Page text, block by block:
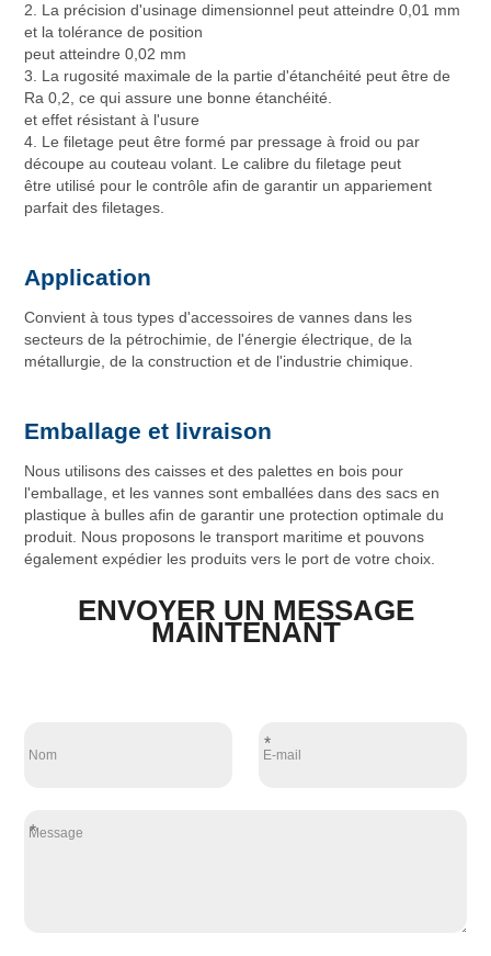
2. La précision d'usinage dimensionnel peut atteindre 0,01 mm
et la tolérance de position
peut atteindre 0,02 mm
3. La rugosité maximale de la partie d'étanchéité peut être de
Ra 0,2, ce qui assure une bonne étanchéité.
et effet résistant à l'usure
4. Le filetage peut être formé par pressage à froid ou par
découpe au couteau volant. Le calibre du filetage peut
être utilisé pour le contrôle afin de garantir un appariement
parfait des filetages.
Application
Convient à tous types d'accessoires de vannes dans les
secteurs de la pétrochimie, de l'énergie électrique, de la
métallurgie, de la construction et de l'industrie chimique.
Emballage et livraison
Nous utilisons des caisses et des palettes en bois pour
l'emballage, et les vannes sont emballées dans des sacs en
plastique à bulles afin de garantir une protection optimale du
produit. Nous proposons le transport maritime et pouvons
également expédier les produits vers le port de votre choix.
ENVOYER UN MESSAGE
MAINTENANT
*
*